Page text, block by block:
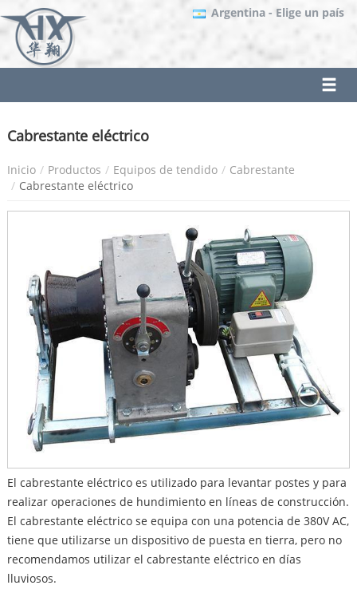
Argentina - Elige un país
Cabrestante eléctrico
Inicio Productos Equipos de tendido
Cabrestante
Cabrestante eléctrico
El cabrestante eléctrico es utilizado para levantar postes y para
realizar operaciones de hundimiento en líneas de construcción.
El cabrestante eléctrico se equipa con una potencia de 380V AC,
tiene que utilizarse un dispositivo de puesta en tierra, pero no
recomendamos utilizar el cabrestante eléctrico en días
lluviosos.